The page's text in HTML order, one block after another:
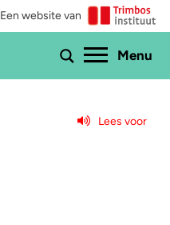
Een website van
Menu
Lees voor